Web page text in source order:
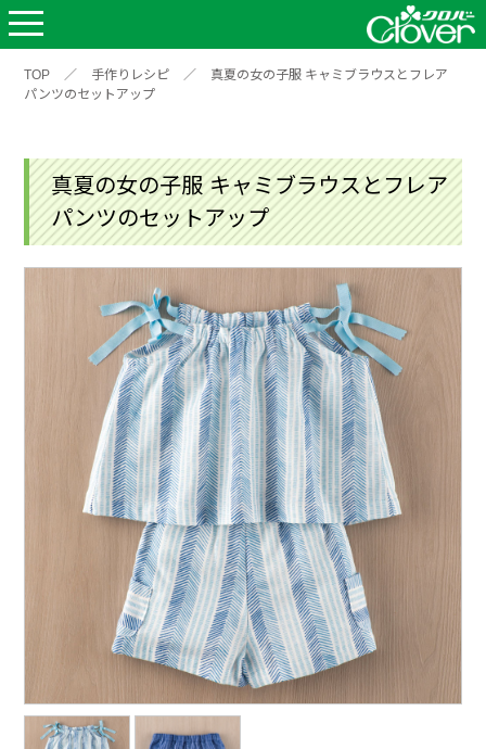
TOP ／ 手作りレシピ ／
真夏の女の子服 キャミブラウスとフレア
パンツのセットアップ
真夏の女の子服 キャミブラウスとフレア
パンツのセットアップ